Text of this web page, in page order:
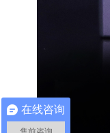
在线咨询